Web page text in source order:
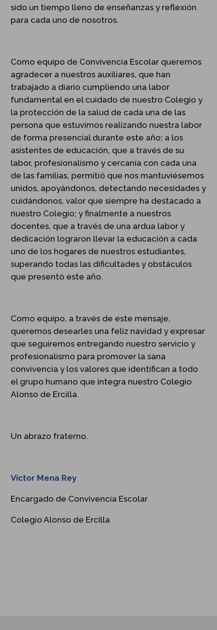
sido un tiempo lleno de enseñanzas y reflexión
para cada uno de nosotros.
Como equipo de Convivencia Escolar queremos
agradecer a nuestros auxiliares, que han
trabajado a diario cumpliendo una labor
fundamental en el cuidado de nuestro Colegio y
la protección de la salud de cada una de las
persona que estuvimos realizando nuestra labor
de forma presencial durante este año; a los
asistentes de educación, que a través de su
labor, profesionalismo y cercanía con cada una
de las familias, permitió que nos mantuviésemos
unidos, apoyándonos, detectando necesidades y
cuidándonos, valor que siempre ha destacado a
nuestro Colegio; y finalmente a nuestros
docentes, que a través de una ardua labor y
dedicación lograron llevar la educación a cada
uno de los hogares de nuestros estudiantes,
superando todas las dificultades y obstáculos
que presentó este año.
Como equipo, a través de este mensaje,
queremos desearles una feliz navidad y expresar
que seguiremos entregando nuestro servicio y
profesionalismo para promover la sana
convivencia y los valores que identifican a todo
el grupo humano que integra nuestro Colegio
Alonso de Ercilla.
Un abrazo fraterno.
Víctor Mena Rey
Encargado de Convivencia Escolar
Colegio Alonso de Ercilla